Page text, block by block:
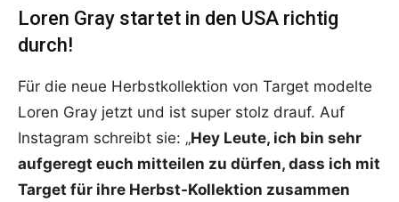
Loren Gray startet in den USA richtig
durch!
Für die neue Herbstkollektion von Target modelte
Loren Gray jetzt und ist super stolz drauf. Auf
Instagram schreibt sie: „Hey Leute, ich bin sehr
aufgeregt euch mitteilen zu dürfen, dass ich mit
Target für ihre Herbst-Kollektion zusammen